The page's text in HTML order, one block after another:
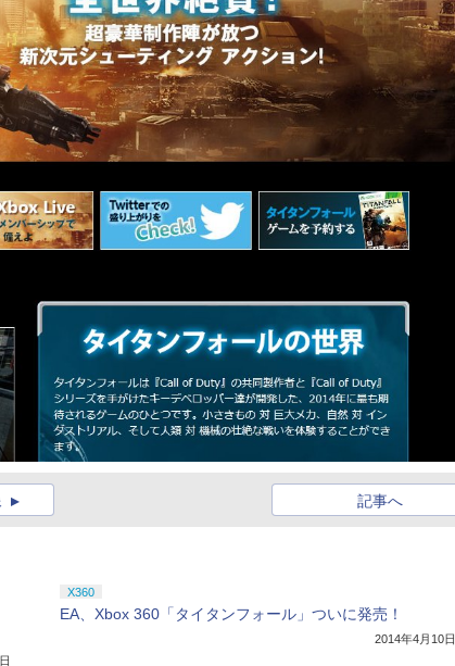
記事へ
X360
EA、Xbox 360「タイタンフォール」ついに発売！
2014年4月10日